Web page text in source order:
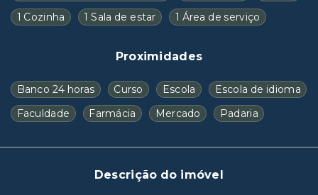
1 Cozinha
1 Sala de estar 1 Área de serviço
Proximidades
Banco 24 horas Curso Escola
Escola de idioma
Faculdade
Farmácia Mercado Padaria
Descrição do imóvel